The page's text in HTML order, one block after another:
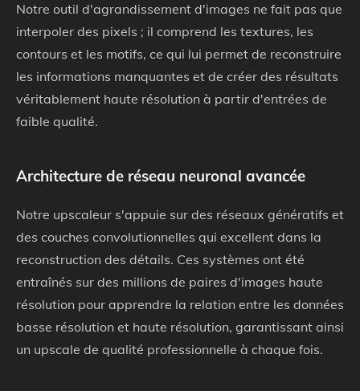
Notre outil d'agrandissement d'images ne fait pas que
interpoler des pixels ; il comprend les textures, les
contours et les motifs, ce qui lui permet de reconstruire
les informations manquantes et de créer des résultats
véritablement haute résolution à partir d'entrées de
faible qualité.
Architecture de réseau neuronal avancée
Notre upscaleur s'appuie sur des réseaux génératifs et
des couches convolutionnelles qui excellent dans la
reconstruction des détails. Ces systèmes ont été
entraînés sur des millions de paires d'images haute
résolution pour apprendre la relation entre les données
basse résolution et haute résolution, garantissant ainsi
un upscale de qualité professionnelle à chaque fois.